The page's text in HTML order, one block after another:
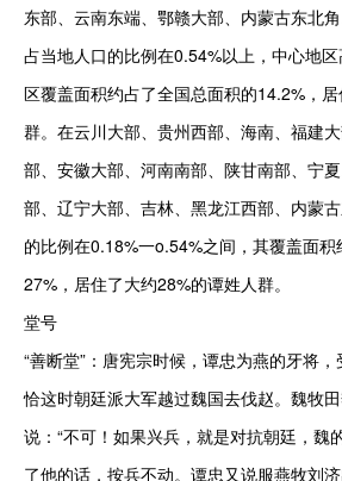
东部、云南东端、鄂赣大部、内蒙古东北
占当地人口的比例在0.54%以上，中心地
区覆盖面积约占了全国总面积的14.2%，
群。在云川大部、贵州西部、海南、福建
部、安徽大部、河南南部、陕甘南部、宁
部、辽宁大部、吉林、黑龙江西部、内蒙
的比例在0.18%一o.54%之间，其覆盖面
27%，居住了大约28%的谭姓人群。
堂号
“善断堂”：唐宪宗时候，谭忠为燕的牙将
恰这时朝廷派大军越过魏国去伐赵。魏牧
说：“不可！如果兴兵，就是对抗朝廷，魏
了他的话，按兵不动。谭忠又说服燕牧刘